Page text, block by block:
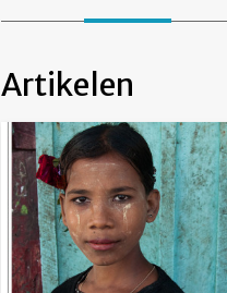
Artikelen